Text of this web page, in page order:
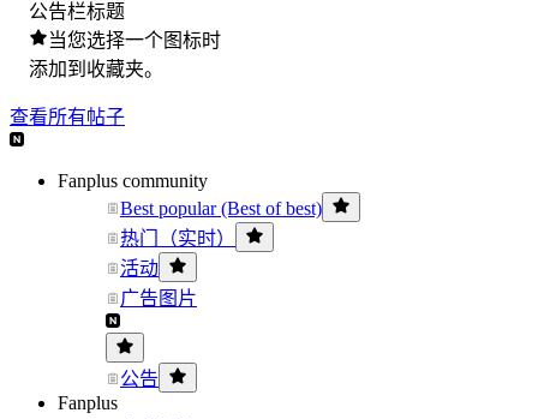
公告栏标题
当您选择一个图标时
添加到收藏夹。
查看所有帖子
Fanplus community
Best popular (Best of best)
热门（实时）
活动
广告图片
公告
Fanplus